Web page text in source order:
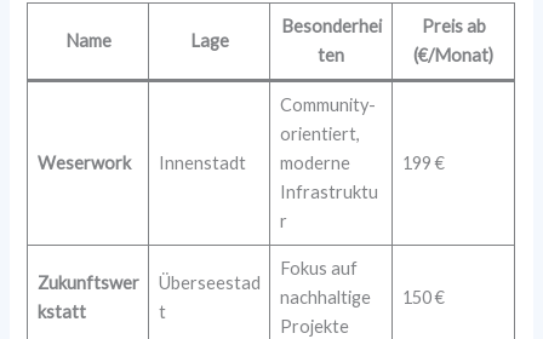
Name Lage
Besonderhei
ten
Preis ab
(€/Monat)
Weserwork Innenstadt
Community-
orientiert,
moderne
Infrastruktu
r
199 €
Zukunftswer
kstatt
Überseestad
t
Fokus auf
nachhaltige
Projekte
150 €